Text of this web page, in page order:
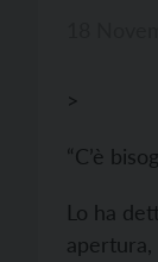
>
“C’è
Lo ha